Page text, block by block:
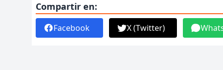
Compartir en:
Facebook X (Twitter)